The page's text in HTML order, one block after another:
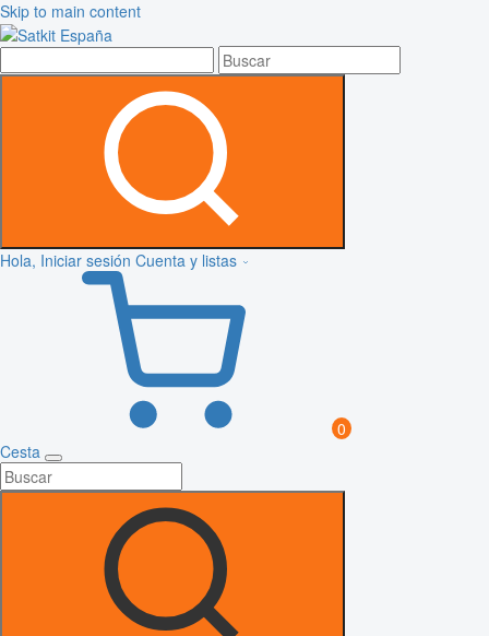
Skip to main content
Hola, Iniciar sesión Cuenta y listas
0
Cesta